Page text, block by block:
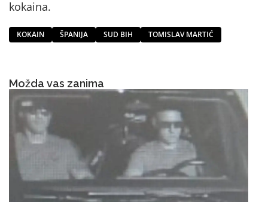
kokaina.
KOKAIN ŠPANIJA SUD BIH TOMISLAV MARTIĆ
Možda vas zanima